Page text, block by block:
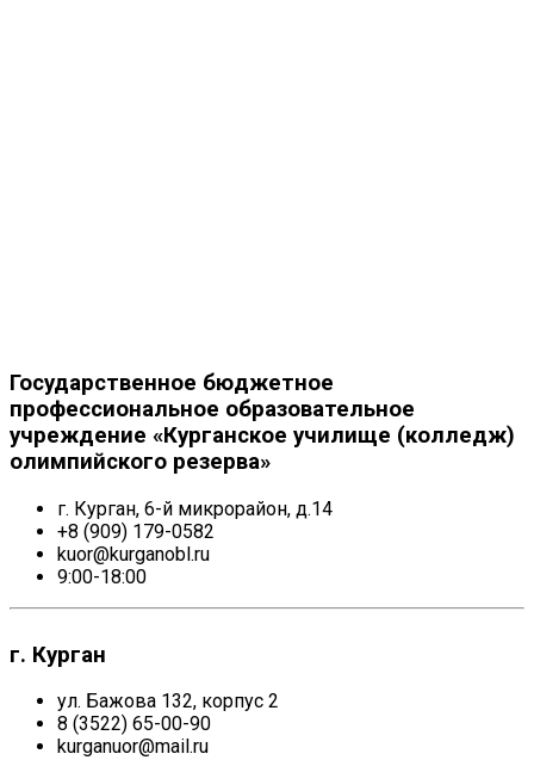
Государственное бюджетное
профессиональное образовательное
учреждение «Курганское училище (колледж)
олимпийского резерва»
г. Курган, 6-й микрорайон, д.14
+8 (909) 179-0582
kuor@kurganobl.ru
9:00-18:00
г. Курган
ул. Бажова 132, корпус 2
8 (3522) 65-00-90
kurganuor@mail.ru